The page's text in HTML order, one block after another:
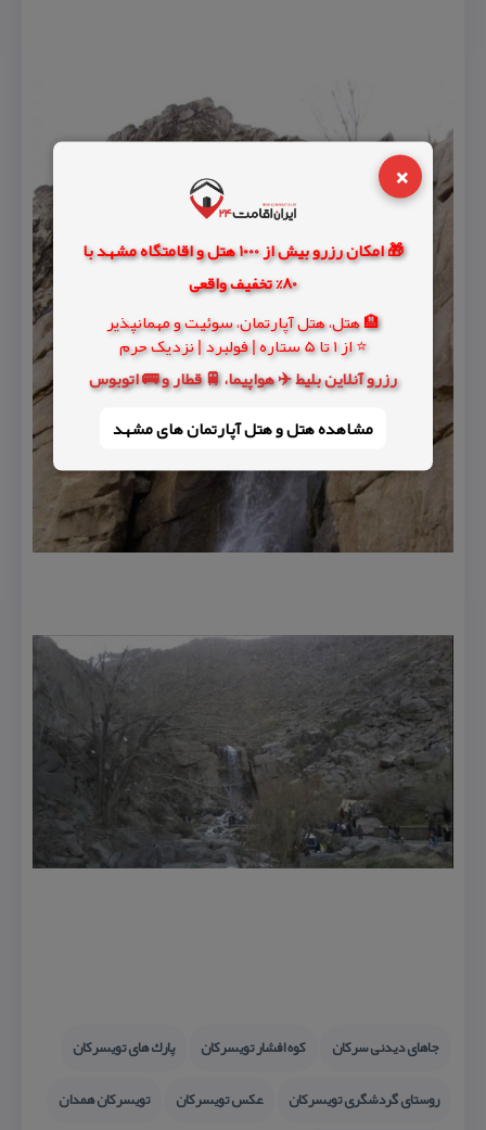
×
🎁 امکان رزرو بیش از 1000 هتل و اقامتگاه مشهد با
80% تخفیف واقعی
🏨 هتل، هتل آپارتمان، سوئیت و مهمانپذیر
⭐ از 1 تا 5 ستاره | فولبرد | نزدیک حرم
رزرو آنلاین بلیط ✈️ هواپیما، 🚆 قطار و 🚌 اتوبوس
مشاهده هتل و هتل‌ آپارتمان های مشهد
جاهای دیدنی سركان كوه افشار تویسركان
پارك های تویسركان
روستای گردشگری تویسركان
عكس تویسركان
تویسركان همدان